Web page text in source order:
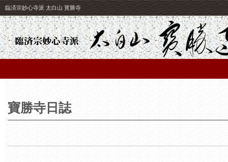
臨済宗妙心寺派 太白山 寳勝寺
寶勝寺日誌